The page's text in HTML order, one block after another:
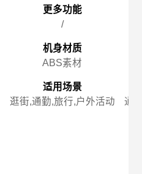
更多功能
/
机身材质
ABS素材
适用场景
逛街,通勤,旅行,户外活动
通